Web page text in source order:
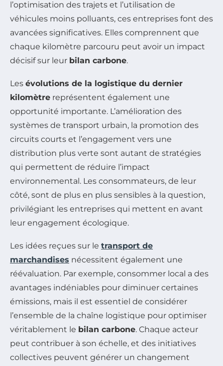
l’optimisation des trajets et l’utilisation de
véhicules moins polluants, ces entreprises font des
avancées significatives. Elles comprennent que
chaque kilomètre parcouru peut avoir un impact
décisif sur leur bilan carbone.
Les évolutions de la logistique du dernier
kilomètre représentent également une
opportunité importante. L’amélioration des
systèmes de transport urbain, la promotion des
circuits courts et l’engagement vers une
distribution plus verte sont autant de stratégies
qui permettent de réduire l’impact
environnemental. Les consommateurs, de leur
côté, sont de plus en plus sensibles à la question,
privilégiant les entreprises qui mettent en avant
leur engagement écologique.
Les idées reçues sur le transport de
marchandises nécessitent également une
réévaluation. Par exemple, consommer local a des
avantages indéniables pour diminuer certaines
émissions, mais il est essentiel de considérer
l’ensemble de la chaîne logistique pour optimiser
véritablement le bilan carbone. Chaque acteur
peut contribuer à son échelle, et des initiatives
collectives peuvent générer un changement